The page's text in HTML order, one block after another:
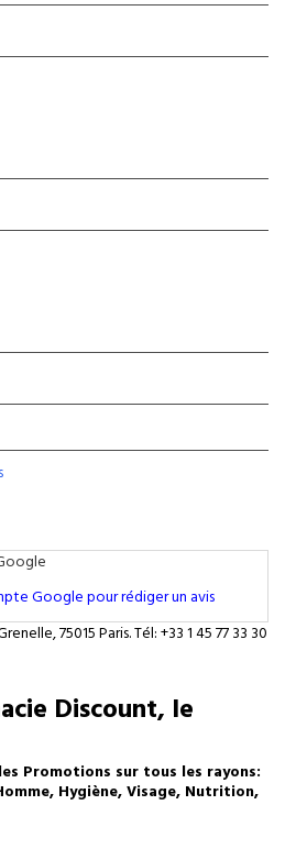
Google pour rédiger un avis
75015 Paris. Tél: +33 1 45 77 33 30
Discount, le
Promotions sur tous les rayons:
Hygiène, Visage, Nutrition,